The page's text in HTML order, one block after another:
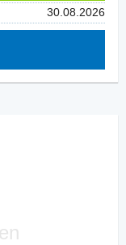
30.08.2026